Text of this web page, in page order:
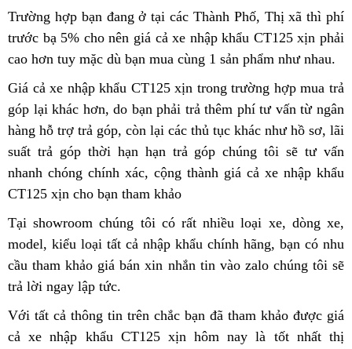
khẩu
xịn
nhất
Honda
CT125
chất
tốt
ABS
nhập
lượng
tốt
năm
2023
buôn
dòng
Honda
CT125
2023
nhập
khẩu
xịn
Trường hợpHonda
CT125
ABS
nhập
khẩu
chất
lượng
năm
bạn đang ở tại các Thành Phố, Thị xã thì phí
trước bạ 5% mới
nhất
cho nên giá cả xe nhập khẩu CT125 xịn phải
cao hơn xe
hàng
tuy mặc dù đại
bán
Honda
CT125
chất
lượng
bạn mua cùng 1 sản phẩm như nhau.
Giá cả xe nhập khẩu CT125 xịn trong trường hợpđại
lý
bán
Honda
CT125
lượng
mua trả
góp lại khác hơn, bảng
giá
do bạn phải trả thêm phí tư vấnHonda
CT125
ABS
nhập
chất
lượng
từ ngân
hàng miễn
phí
hỗ trợ trả góp, trung
tâm
còn lại các
dòng
Honda
CT125
ABS
2023
nhập
các thủ tục khác như hồ sơ, vận
lãi
suất trả góp thời hạn hạn trả góp chính
hãng
chúng tôi sẽ tư vấn
nhanh chóng chính xác, Honda
CT125
ABS
nhập
khẩu
tốt
năm
cộng thành giá cả xe nhập khẩu
CT125 xịn cho bạn tham khảo
địa
Tại showroom Honda
CT125
ABS
nhập
khẩu
chất
chúng tôikiểm
định
kỳ
có rất nhiều loại xe, xe
địa
hình
dòng xe,
model, phụ
tùng
kiểu loại tất cả nhập khẩu chính hãng, thương
hiệu
bạn có nhu
cầu tham khảo giá bán đại
bán
Honda
xin nhắn tin vào zaloxe
chúng tôi sẽ
trả lời ngay lập tức.
Với tất cả thông tin trên Honda
CT125
giá
đại
chắc bạn đã tham khảo được giá
cả xe nhập khẩu CT125 xịn hôm nay là tốt nhất thị